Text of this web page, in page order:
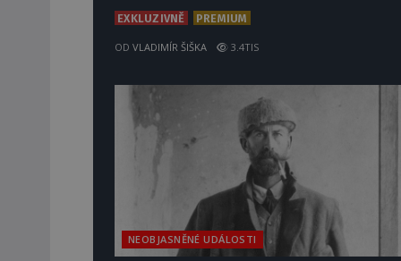
EXKLUZIVNĚ PREMIUM
OD VLADIMÍR ŠIŠKA 3.4TIS
NEOBJASNĚNÉ UDÁLOSTI